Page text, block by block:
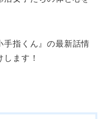
手指くん』の最新話情
ます！